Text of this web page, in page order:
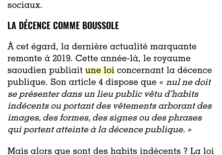
sociaux.
LA DÉCENCE COMME BOUSSOLE
À cet égard, la dernière actualité marquante
remonte à 2019. Cette année-là, le royaume
saoudien publiait une loi concernant la décence
publique. Son article 4 dispose que « nul ne doit
se présenter dans un lieu public vêtu d’habits
indécents ou portant des vêtements arborant des
images, des formes, des signes ou des phrases
qui portent atteinte à la décence publique. »
Mais alors que sont des habits indécents ? La loi